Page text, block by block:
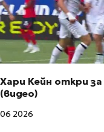
Хари Кейн откри
(видео)
06 2026